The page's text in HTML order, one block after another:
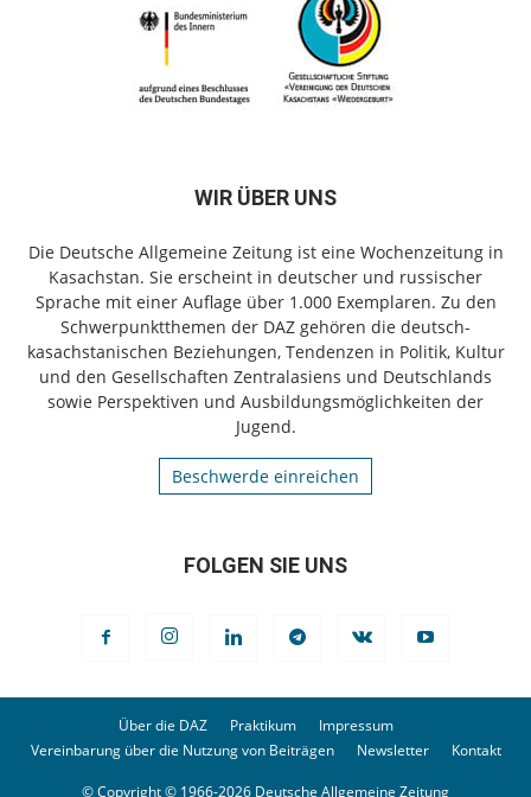
WIR ÜBER UNS
Die Deutsche Allgemeine Zeitung ist eine Wochenzeitung in
Kasachstan. Sie erscheint in deutscher und russischer
Sprache mit einer Auflage über 1.000 Exemplaren. Zu den
Schwerpunktthemen der DAZ gehören die deutsch-
kasachstanischen Beziehungen, Tendenzen in Politik, Kultur
und den Gesellschaften Zentralasiens und Deutschlands
sowie Perspektiven und Ausbildungsmöglichkeiten der
Jugend.
Beschwerde einreichen
FOLGEN SIE UNS
Über die DAZ Praktikum
Impressum
Vereinbarung über die Nutzung von Beiträgen
Newsletter Kontakt
© Copyright © 1966-2026 Deutsche Allgemeine Zeitung